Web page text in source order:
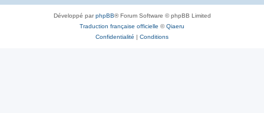
Développé parphpBB® Forum Software © phpBB Limited
Traduction française officielle ©Qiaeru
Confidentialité | Conditions